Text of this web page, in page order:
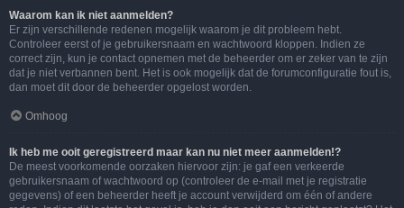
Waarom kan ik niet aanmelden?
Er zijn verschillende redenen mogelijk waarom je dit probleem hebt.
Controleer eerst of je gebruikersnaam en wachtwoord kloppen. Indien ze
correct zijn, kun je contact opnemen met de beheerder om er zeker van te zijn
dat je niet verbannen bent. Het is ook mogelijk dat de forumconfiguratie fout is,
dan moet dit door de beheerder opgelost worden.
Omhoog
Ik heb me ooit geregistreerd maar kan nu niet meer aanmelden!?
De meest voorkomende oorzaken hiervoor zijn: je gaf een verkeerde
gebruikersnaam of wachtwoord op (controleer de e-mail met je registratie
gegevens) of een beheerder heeft je account verwijderd om één of andere